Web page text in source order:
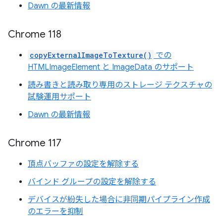
Dawn の最新情報
Chrome 118
copyExternalImageToTexture() での
HTMLImageElement と ImageData のサポート
読み書きと読み取り専用のストレージ テクスチャの
試験運用サポート
Dawn の最新情報
Chrome 117
頂点バッファの設定を解除する
バインド グループの設定を解除する
デバイスが紛失した場合に非同期パイプライン作成
のエラーを抑制